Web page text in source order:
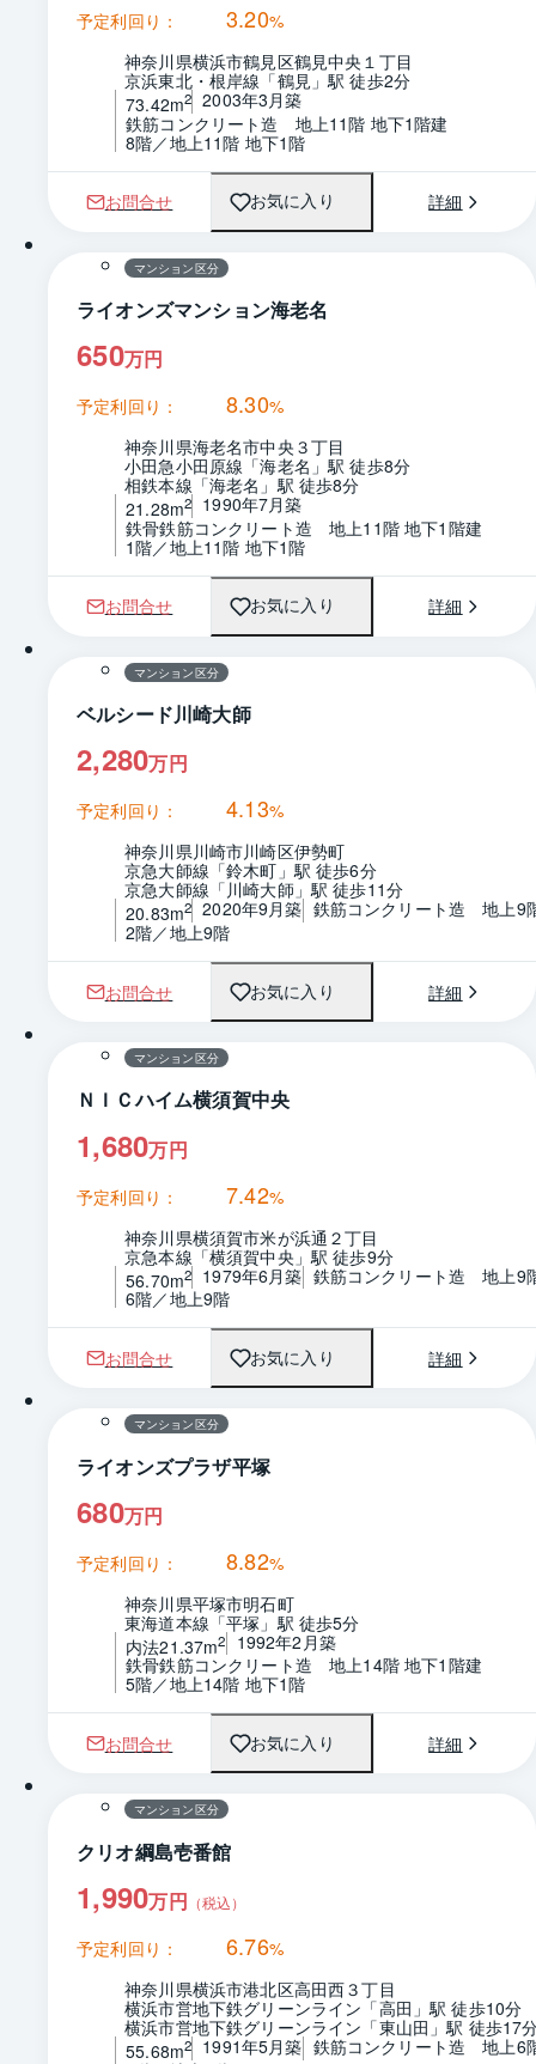
予定利回り： 3.20%
神奈川県横浜市鶴見区鶴見中央１丁目
京浜東北・根岸線「鶴見」駅 徒歩2分
73.42m2 2003年3月築
鉄筋コンクリート造　地上11階 地下1階建
8階／地上11階 地下1階
お問合せ お気に入り 詳細
1 / 0 間取り
マンション区分
ライオンズマンション海老名
650万円
予定利回り： 8.30%
神奈川県海老名市中央３丁目
小田急小田原線「海老名」駅 徒歩8分
相鉄本線「海老名」駅 徒歩8分
21.28m2
1990年7月築
鉄骨鉄筋コンクリート造　地上11階 地下1階建
1階／地上11階 地下1階
お問合せ お気に入り 詳細
1 / 0 間取り
マンション区分
ベルシード川崎大師
2,280万円
予定利回り： 4.13%
神奈川県川崎市川崎区伊勢町
京急大師線「鈴木町」駅 徒歩6分
京急大師線「川崎大師」駅 徒歩11分
20.83m2 2020年9月築 鉄筋コンクリート造　地上9
2階／地上9階
お問合せ お気に入り 詳細
1 / 0 間取り
マンション区分
ＮＩＣハイム横須賀中央
1,680万円
予定利回り： 7.42%
神奈川県横須賀市米が浜通２丁目
京急本線「横須賀中央」駅 徒歩9分
56.70m2 1979年6月築 鉄筋コンクリート造　地上9
6階／地上9階
お問合せ お気に入り 詳細
1 / 0
マンション区分
ライオンズプラザ平塚
680万円
予定利回り： 8.82%
神奈川県平塚市明石町
東海道本線「平塚」駅 徒歩5分
内法21.37m2
1992年2月築
鉄骨鉄筋コンクリート造　地上14階 地下1階建
5階／地上14階 地下1階
お問合せ お気に入り 詳細
1 / 0 間取り
マンション区分
クリオ綱島壱番館
1,990万円 （税込）
予定利回り： 6.76%
神奈川県横浜市港北区高田西３丁目
横浜市営地下鉄グリーンライン「高田」駅 徒歩10分
横浜市営地下鉄グリーンライン「東山田」駅 徒歩17
55.68m2 1991年5月築 鉄筋コンクリート造　地上6